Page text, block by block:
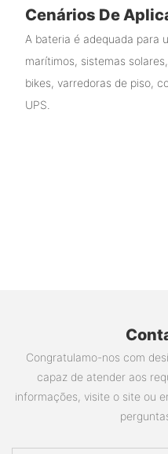
Cenários De
A bateria é adequada para
marítimos, sistemas
bikes, varredoras de piso,
UPS.
Congratulamo-nos com
capaz de atender aos
informações, visite o site ou